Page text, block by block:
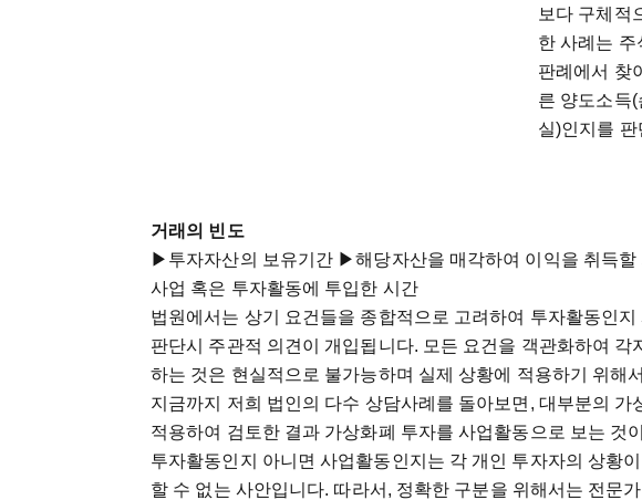
보다 구체적
한 사례는 주
판례에서 찾
른 양도소득
실)인지를
거래의 빈도
▶투자자산의 보유기간 ▶해당자산을 매각하여 이익을 취득
사업 혹은 투자활동에 투입한 시간
법원에서는 상기 요건들을 종합적으로 고려하여 투자활동인
판단시 주관적 의견이 개입됩니다. 모든 요건을 객관화하여
하는 것은 현실적으로 불가능하며 실제 상황에 적용하기 위해
지금까지 저희 법인의 다수 상담사례를 돌아보면, 대부분의
적용하여 검토한 결과 가상화폐 투자를 사업활동으로 보는 것
투자활동인지 아니면 사업활동인지는 각 개인 투자자의 상황
할 수 없는 사안입니다. 따라서, 정확한 구분을 위해서는 전문